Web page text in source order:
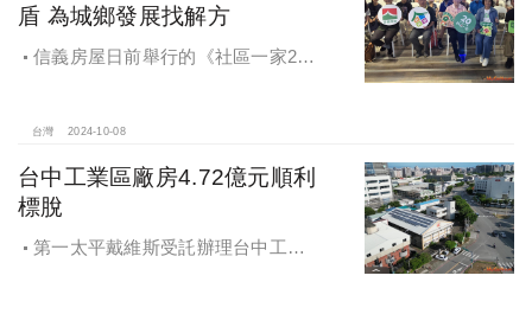
盾 為城鄉發展找解方
信義房屋日前舉行的《社區一家20
彰化鬆勢三日節策展人劉孟豪分享他
家鄉帶來改變和發展的故事。
台灣 2024-10-08
台中工業區廠房4.72億元順利
標脫
第一太平戴維斯受託辦理台中工業